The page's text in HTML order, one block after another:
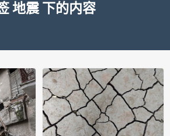
地震 下的内容